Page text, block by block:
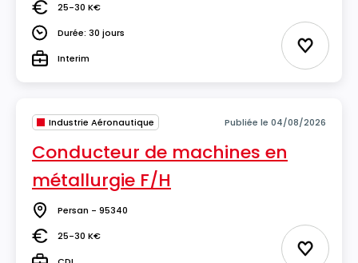
Salaire25-30 K€
DuréeDurée: 30 jours
TypeInterim Ajouter
Industrie Aéronautique Publiée le 04/08/2026
Conducteur de machines en
métallurgie F/H
Lieu Persan - 95340
Salaire25-30 K€
Ajouter